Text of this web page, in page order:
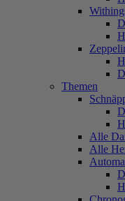
Themen
Alle
Alle